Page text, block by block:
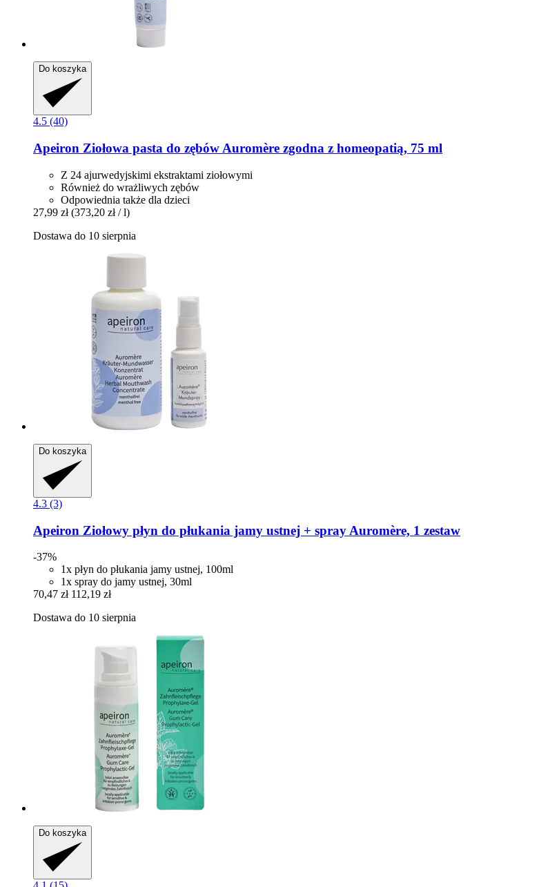
Do koszyka
4.5 (40)
Apeiron Ziołowa pasta do zębów Auromère zgodna z homeopatią, 75 ml
Z 24 ajurwedyjskimi ekstraktami ziołowymi
Również do wrażliwych zębów
Odpowiednia także dla dzieci
27,99 zł (373,20 zł / l)
Dostawa do 10 sierpnia
Do koszyka
4.3 (3)
Apeiron Ziołowy płyn do płukania jamy ustnej + spray Auromère, 1 zestaw
-37%
1x płyn do płukania jamy ustnej, 100ml
1x spray do jamy ustnej, 30ml
70,47 zł 112,19 zł
Dostawa do 10 sierpnia
Do koszyka